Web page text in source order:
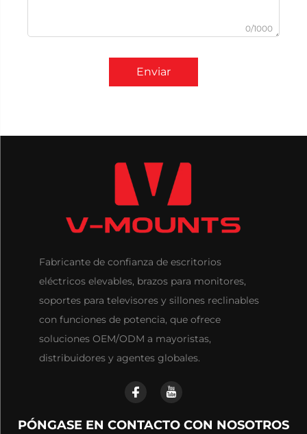
0/1000
Enviar
Fabricante de confianza de escritorios
eléctricos elevables, brazos para monitores,
soportes para televisores y sillones reclinables
con funciones de potencia, que ofrece
soluciones OEM/ODM a mayoristas,
distribuidores y agentes globales.
PÓNGASE EN CONTACTO CON NOSOTROS